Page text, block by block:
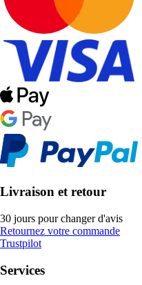
Livraison et retour
30 jours pour changer d'avis
Retournez votre commande
Trustpilot
Services